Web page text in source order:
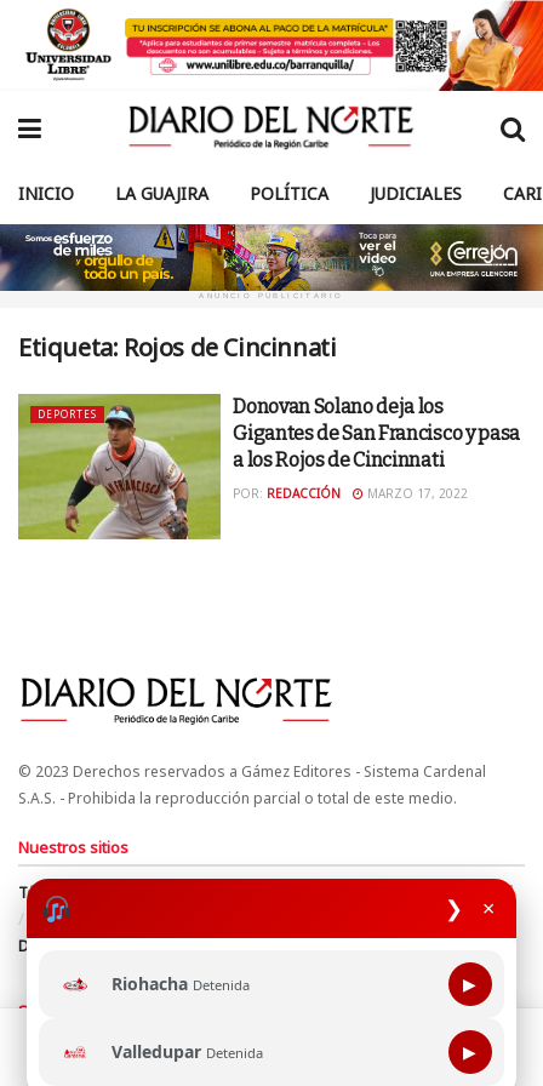
❯ ×
Riohacha Detenida ▶
Valledupar Detenida ▶
INICIO LA GUAJIRA POLÍTICA JUDICIALES
ANUNCIO PUBLICITARIO
Etiqueta: Rojos de Cincinnati
DEPORTES
Donovan Solano deja los
Gigantes de San Francisco y pasa
a los Rojos de Cincinnati
POR: REDACCIÓN MARZO 17, 2022
© 2023 Derechos reservados a Gámez Editores - Sistema Cardenal
S.A.S. - Prohibida la reproducción parcial o total de este medio.
Nuestros sitios
Términos y Condiciones
Derechos de Autor y Propiedad Intelectual
Política de uso de cookies
Política de Tratamiento de Datos
Directrices Editoriales
Síguenos
Esta página web usa cookie para mejorar tu experiencia de
navegación, al continuar aceptas nuestra política de uso de